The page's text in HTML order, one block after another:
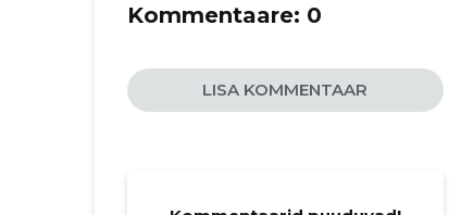
Kommentaare: 0
LISA KOMMENTAAR